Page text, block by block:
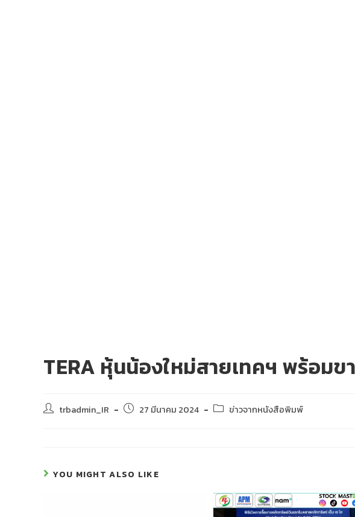
TERA หุ้นน้องใหม่สายเทคฯ พร้อมข
trbadmin_IR 27 มีนาคม 2024 ข่าวจากหนังสือพิมพ์
YOU MIGHT ALSO LIKE